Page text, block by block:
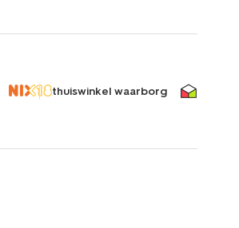
thuiswinkel waarborg